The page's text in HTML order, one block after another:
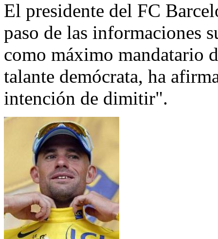
El presidente del FC
paso de las informaciones
como máximo mandatario
talante demócrata, ha
intención de dimitir".